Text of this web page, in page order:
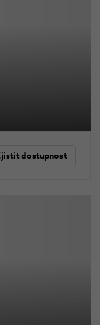
dostupnost